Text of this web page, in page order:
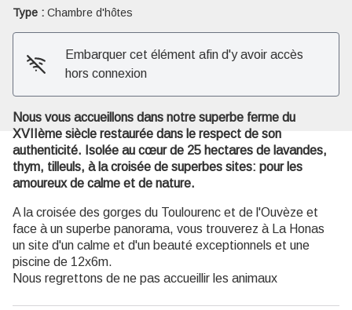
Type : Chambre d'hôtes
Embarquer cet élément afin d'y avoir accès
hors connexion
Nous vous accueillons dans notre superbe ferme du
XVIIème siècle restaurée dans le respect de son
authenticité. Isolée au cœur de 25 hectares de lavandes,
thym, tilleuls, à la croisée de superbes sites: pour les
amoureux de calme et de nature.
A la croisée des gorges du Toulourenc et de l'Ouvèze et
face à un superbe panorama, vous trouverez à La Honas
un site d'un calme et d'un beauté exceptionnels et une
piscine de 12x6m.
Nous regrettons de ne pas accueillir les animaux